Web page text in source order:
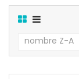
nombre Z-A